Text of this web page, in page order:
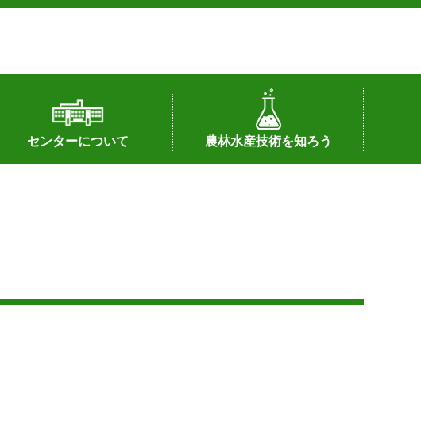
センターについて
所長あいさつ
組織（各部署へのリンク）
アクセス
沿革
所内の施設配置図
農林水産技術を知ろう
センターの話題
私の試験研究
試験研究課題
第6期中期業務計画
オンライン研究報告
刊行物
知的財産に関する相談窓口